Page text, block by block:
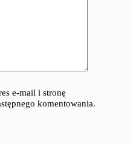
e-mail i stronę
komentowania.